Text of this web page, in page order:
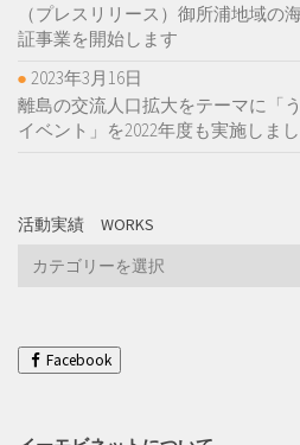
（プレスリリース）御所浦地域の
証事業を開始します
離島の交流人口拡大をテーマに「
イベント」を2022年度も実施しまし
2023年3月16日
活動実績 WORKS
WorksFacebook